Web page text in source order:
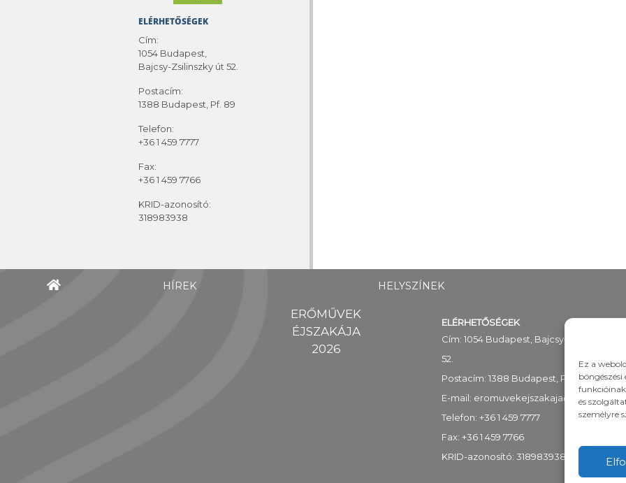
Ez a
és
személyre
ELÉRHETŐSÉGEK
Cím:
1054 Budapest,
Bajcsy-Zsilinszky út 52.
Postacím:
1388 Budapest, Pf. 89
Telefon:
+36 1 459 7777
Fax:
+36 1 459 7766
KRID-azonosító:
318983938
HÍREK HELYSZÍNEK
ERŐMŰVEK
ÉJSZAKÁJA
2026
ELÉRHETŐSÉGEK
Cím: 1054 Budapest, Bajcsy-Zsilinszky út
52.
Postacím: 1388 Budapest, Pf. 89
E-mail: eromuvekejszakaja@mekh.hu
Telefon: +36 1 459 7777
Fax: +36 1 459 7766
KRID-azonosító: 318983938